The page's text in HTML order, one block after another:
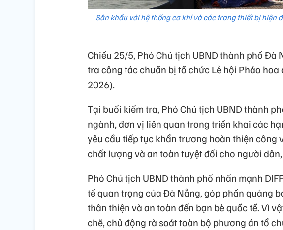
Sân khấu với hệ thống cơ khí và các trang thiết bị hiện
Chiều 25/5, Phó Chủ tịch UBND thành phố Đà
tra công tác chuẩn bị tổ chức Lễ hội Pháo hoa
2026).
Tại buổi kiểm tra, Phó Chủ tịch UBND thành
ngành, đơn vị liên quan trong triển khai các
yêu cầu tiếp tục khẩn trương hoàn thiện công
chất lượng và an toàn tuyệt đối cho người
Phó Chủ tịch UBND thành phố nhấn mạnh
tế quan trọng của Đà Nẵng, góp phần quảng
thân thiện và an toàn đến bạn bè quốc tế. Vì
chẽ, chủ động rà soát toàn bộ phương án tổ